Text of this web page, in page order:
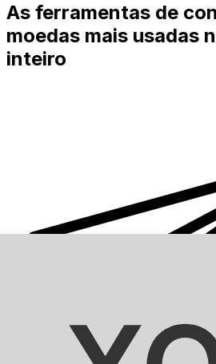
As ferramentas de
moedas mais usadas
inteiro